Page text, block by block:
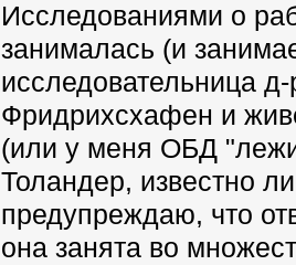
Исследованиями о
занималась (и
исследовательница
Фридрихсхафен и
(или у меня ОБД
Толандер, известно
предупреждаю, что
она занята во